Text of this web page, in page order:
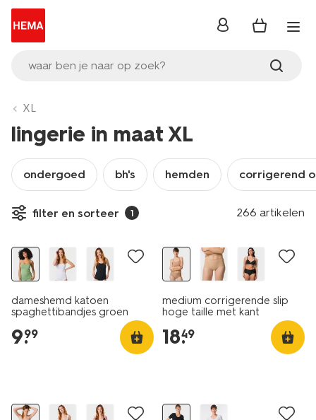
waar ben je naar op zoek?
inloggen
XL
lingerie in maat XL
ondergoed bh's hemden corrigerend
filter en sorteer 1 266 artikelen
dameshemd katoen
spaghettibandjes groen
9.
99
medium corrigerende slip
hoge taille met kant
18.
49